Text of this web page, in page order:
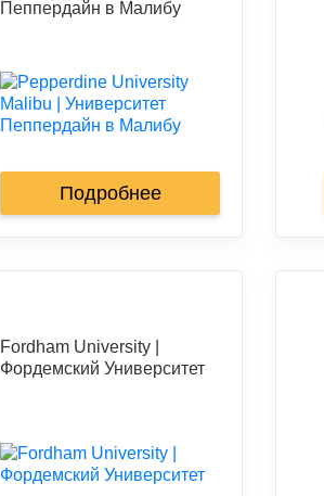
Пеппердайн в Малибу
Подробнее
Fordham University |
Фордемский Университет